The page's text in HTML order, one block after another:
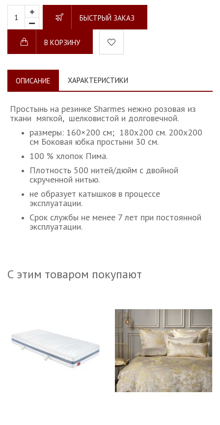
БЫСТРЫЙ ЗАКАЗ
В КОРЗИНУ
ОПИСАНИЕ ХАРАКТЕРИСТИКИ
Простынь на резинке Sharmes нежно розовая из
ткани мягкой, шелковистой и долговечной.
размеры: 160×200 см; 180х200 см. 200х200
см Боковая юбка простыни 30 см.
100 % хлопок Пима.
Плотность 500 нитей/дюйм с двойной
скрученной нитью.
не образует катышков в процессе
эксплуатации.
Срок службы не менее 7 лет при постоянной
эксплуатации.
С этим товаром покупают